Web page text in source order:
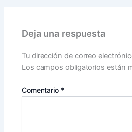
Deja una respuesta
Tu dirección de correo
Los campos obligatorios están
Comentario *